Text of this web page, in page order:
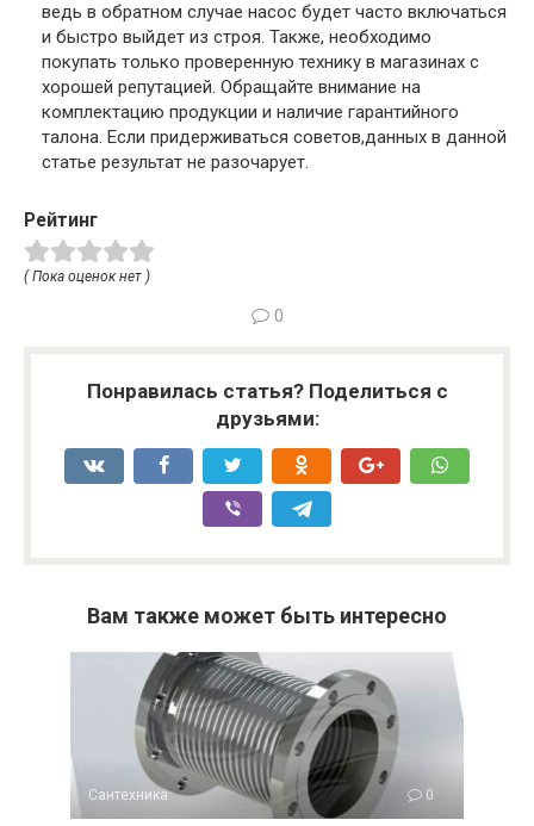
ведь в обратном случае насос будет часто включаться
и быстро выйдет из строя. Также, необходимо
покупать только проверенную технику в магазинах с
хорошей репутацией. Обращайте внимание на
комплектацию продукции и наличие гарантийного
талона. Если придерживаться советов,данных в данной
статье результат не разочарует.
Рейтинг
( Пока оценок нет )
0
Понравилась статья? Поделиться с
друзьями:
Вам также может быть интересно
Сантехника 0